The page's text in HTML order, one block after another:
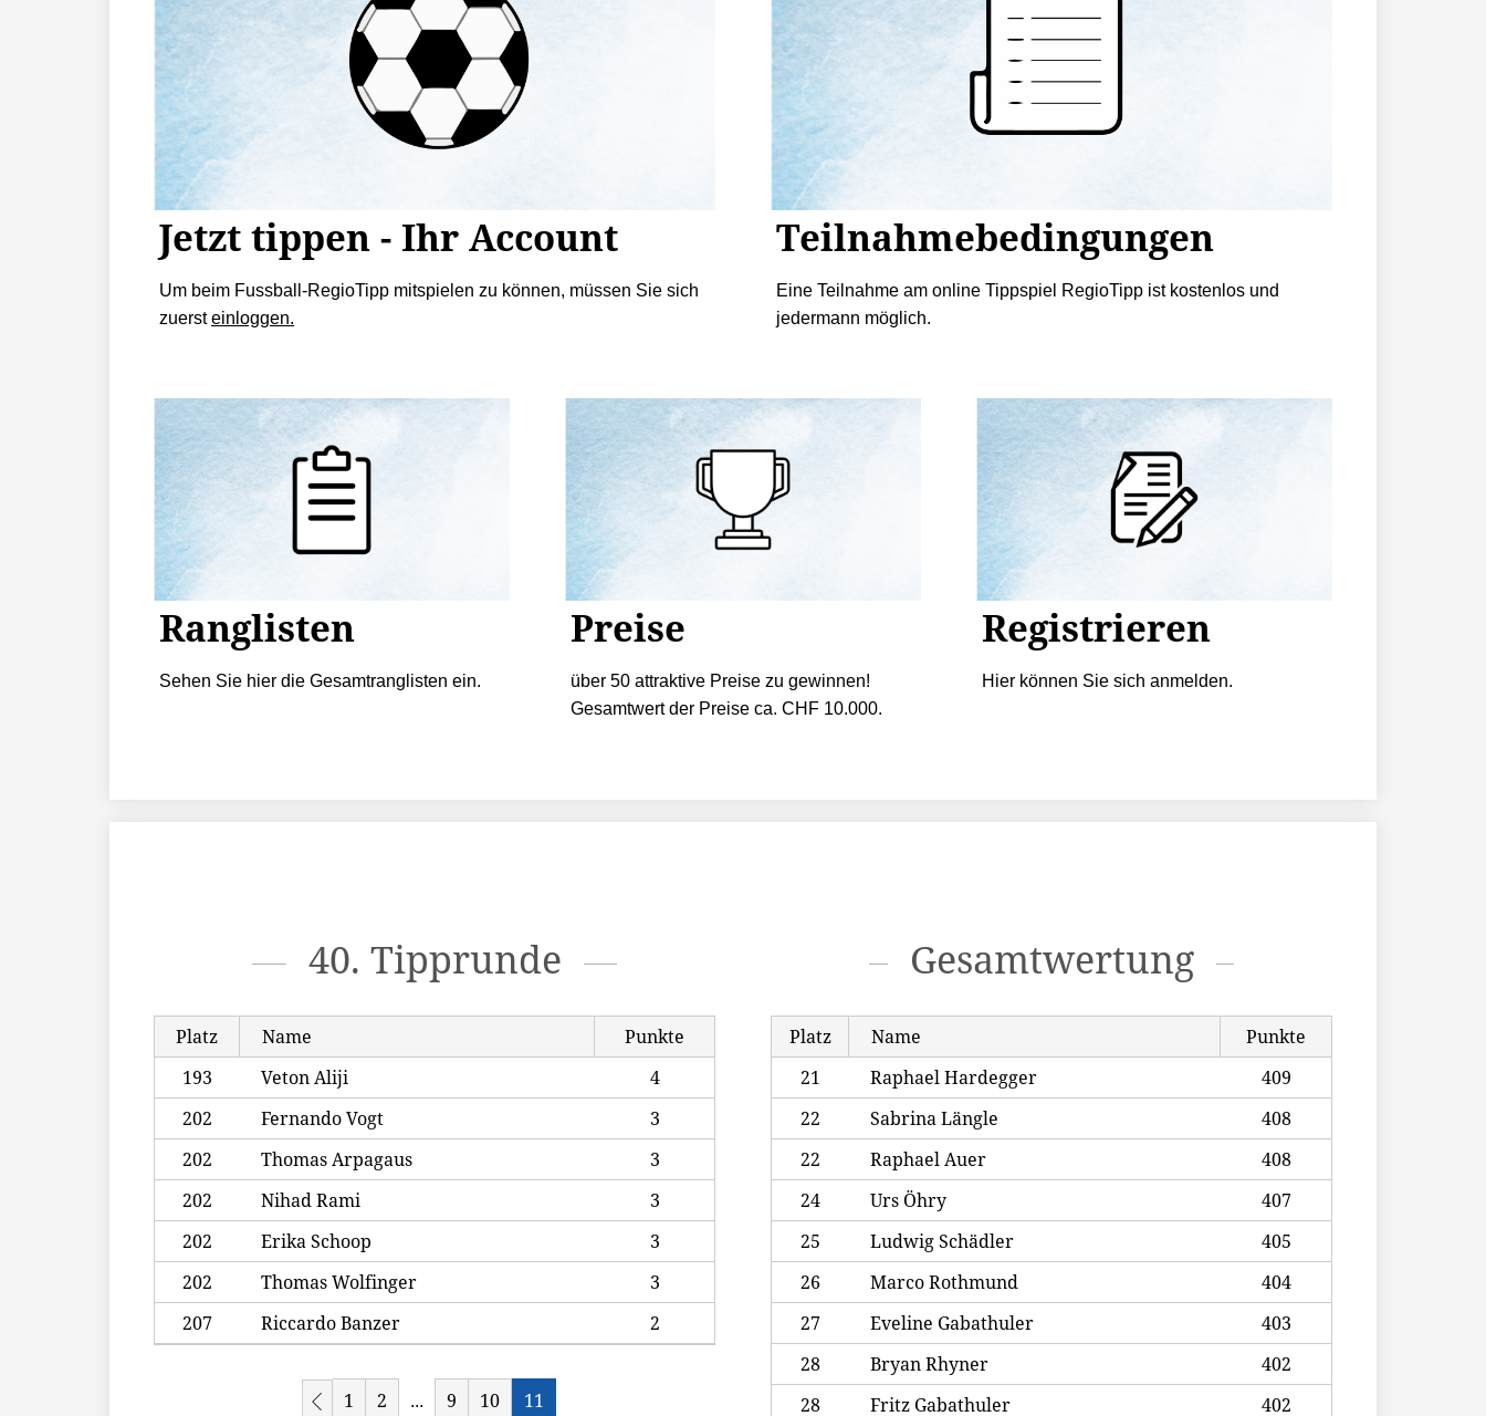
Jetzt tippen - Ihr Account
Um beim Fussball-RegioTipp mitspielen zu können, müssen Sie sich
zuersteinloggen.
Teilnahmebedingungen
Eine Teilnahme am online Tippspiel RegioTipp ist kostenlos und
jedermann möglich.
Ranglisten
Sehen Sie hier die Gesamtranglisten ein.
Preise
über 50 attraktive Preise zu gewinnen!
Gesamtwert der Preise ca. CHF 10.000.
Registrieren
Hier können Sie sich anmelden.
40. Tipprunde
Platz Name
Punkte
193
Veton Aliji
4
202
Fernando Vogt
3
202
Thomas Arpagaus
3
202
Nihad Rami
3
202
Erika Schoop
3
202
Thomas Wolfinger
3
207
Riccardo Banzer 2
1 2 ... 9 10 11
Gesamtwertung
Platz Name
Punkte
21
Raphael Hardegger
409
22
Sabrina Längle
408
22
Raphael Auer
408
24
Urs Öhry
407
25
Ludwig Schädler
405
26
Marco Rothmund
404
27
Eveline Gabathuler
403
28
Bryan Rhyner
402
28
Fritz Gabathuler
402